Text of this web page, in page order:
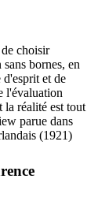
choisir
bornes, en
et de
l'évaluation
la réalité est tout
parue dans
(1921)